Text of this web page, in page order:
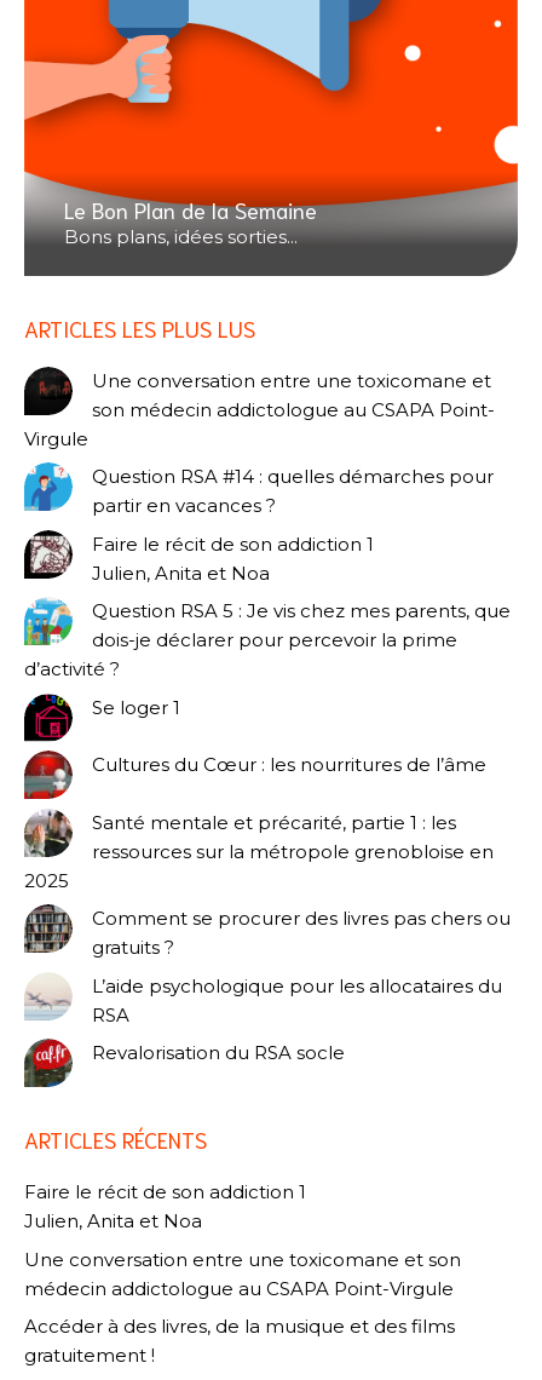
Le Bon Plan de la Semaine
Bons plans, idées sorties...
ARTICLES LES PLUS LUS
Une conversation entre une toxicomane et
son médecin addictologue au CSAPA Point-
Virgule
Question RSA #14 : quelles démarches pour
partir en vacances ?
Faire le récit de son addiction 1
Julien, Anita et Noa
Question RSA 5 : Je vis chez mes parents, que
dois-je déclarer pour percevoir la prime
d’activité ?
Se loger 1
Cultures du Cœur : les nourritures de l’âme
Santé mentale et précarité, partie 1 : les
ressources sur la métropole grenobloise en
2025
Comment se procurer des livres pas chers ou
gratuits ?
L’aide psychologique pour les allocataires du
RSA
Revalorisation du RSA socle
ARTICLES RÉCENTS
Faire le récit de son addiction 1
Julien, Anita et Noa
Une conversation entre une toxicomane et son
médecin addictologue au CSAPA Point-Virgule
Accéder à des livres, de la musique et des films
gratuitement !